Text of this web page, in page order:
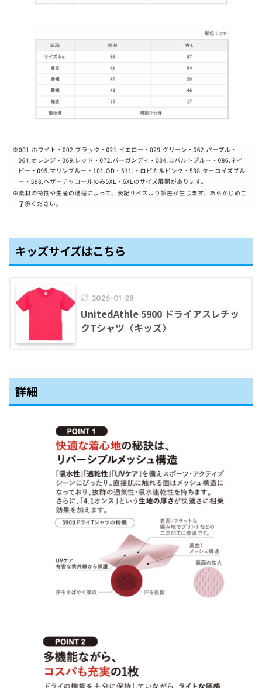
キッズサイズはこちら
2026-01-28
UnitedAthle 5900 ドライアスレチッ
クTシャツ〈キッズ〉
詳細